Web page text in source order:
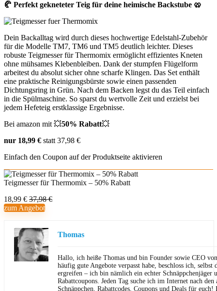
🥐 Perfekt gekneteter Teig für deine heimische Backstube 🥨
Dein Backalltag wird durch dieses hochwertige Edelstahl-Zubehör
für die Modelle TM7, TM6 und TM5 deutlich leichter. Dieses
robuste Teigmesser für Thermomix ermöglicht effizientes Kneten
ohne mühsames Klebenbleiben. Dank der stumpfen Flügelform
arbeitest du absolut sicher ohne scharfe Klingen. Das Set enthält
eine praktische Reinigungsbürste sowie einen passenden
Dichtungsring in Grün. Nach dem Backen legst du das Teil einfach
in die Spülmaschine. So sparst du wertvolle Zeit und erzielst bei
jedem Hefeteig erstklassige Ergebnisse.
Bei amazon mit 💥50% Rabatt💥
nur 18,99 € statt 37,98 €
Einfach den Coupon auf der Produktseite aktivieren
Teigmesser für Thermomix – 50% Rabatt
18,99 € 37,98 €
zum Angebot
Thomas
Hallo, ich heiße Thomas und bin Founder sowie CEO
häufig gute Angebote verpasst habe, beschloss ich,
ergreifen – ich bin nämlich ein echter Schnäppchenjäger
Rabattcoupons. Jeden Tag suche ich im Internet nach den
Schnäppchen, Rabattcodes, Coupons und Deals für euch!